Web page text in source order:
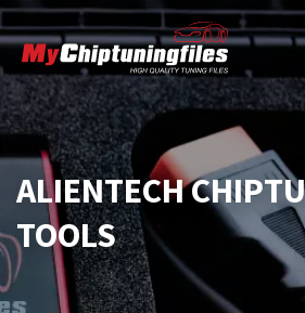
ALIENTECH
TOOLS